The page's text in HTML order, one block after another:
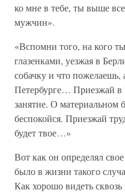
ко мне в тебе, ты выше
мужчин».
«Вспомни того, на кого
глазенками, уезжая в
собачку и что пожелаешь,
Петербурге… Приезжай в
занятие. О материальном
беспокойся. Приезжай
будет твое…»
Вот как он определял
было в жизни такого
Как хорошо видеть